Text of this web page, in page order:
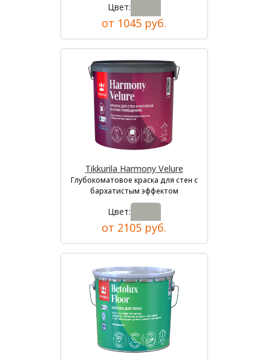
Цвет:
от 1045 руб.
Tikkurila Harmony Velure
Глубокоматовое краска для стен с
бархатистым эффектом
Цвет:
от 2105 руб.